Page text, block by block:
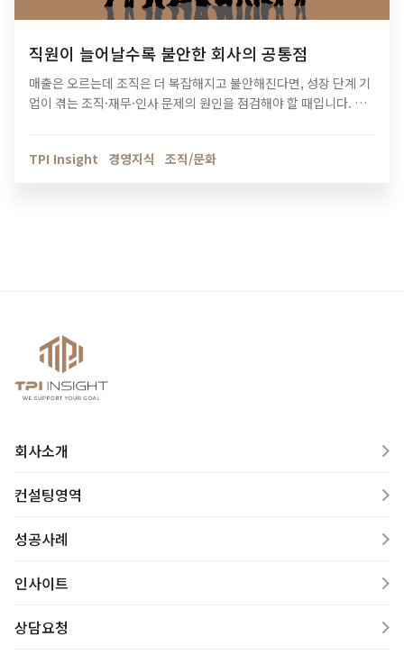
직원이 늘어날수록 불안한 회사의 공통점
매출은 오르는데 조직은 더 복잡해지고 불안해진다면, 성장 단계 기
업이 겪는 조직·재무·인사 문제의 원인을 점검해야 할 때입니다. 티
TPI Insight
경영지식 조직/문화
회사소개
컨설팅영역
성공사례
인사이트
상담요청